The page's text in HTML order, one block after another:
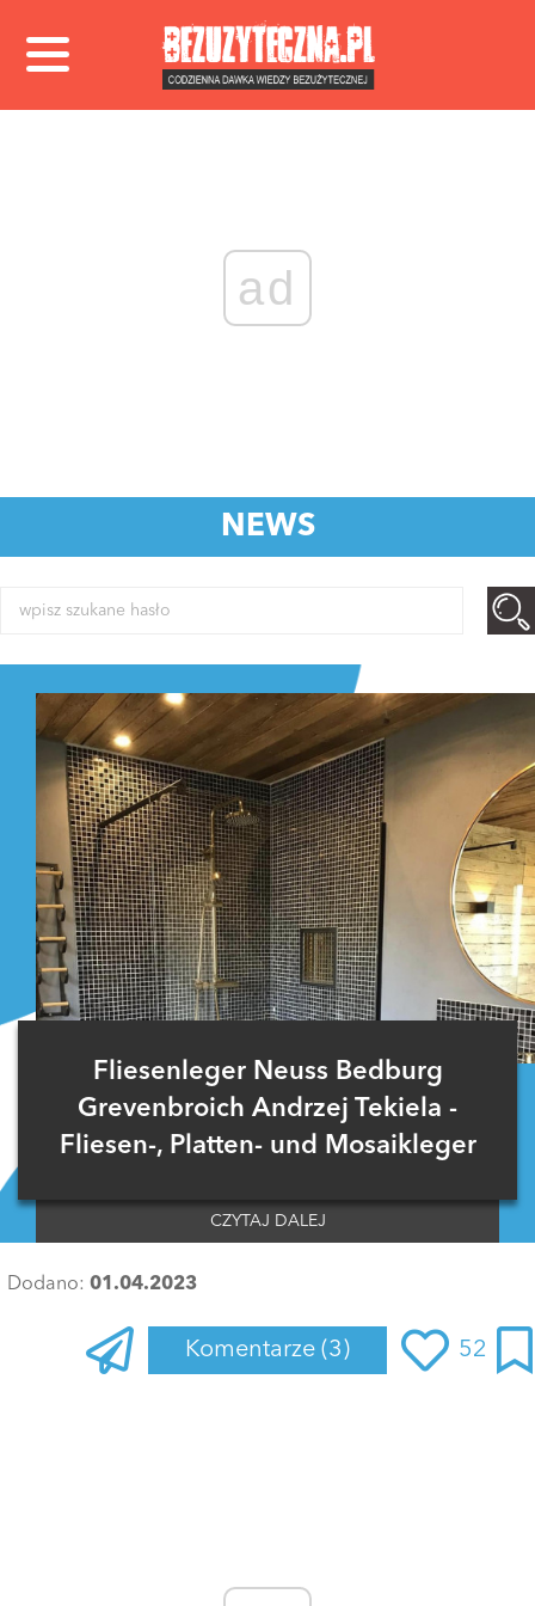
ad
NEWS
Fliesenleger Neuss Bedburg
Grevenbroich Andrzej Tekiela -
Fliesen-, Platten- und Mosaikleger
CZYTAJ DALEJ
Dodano: 01.04.2023
Komentarze (3) 52